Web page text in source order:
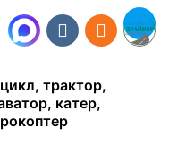
трактор,
катер,